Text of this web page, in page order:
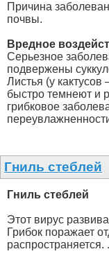
Причина
почвы.
Вредное
Серьезное
подвержены
Листья (у кактусов
быстро темнеют и
грибковое
Гниль стеблей
Гниль стеблей
Этот вирус
Грибок поражает
распространяется.